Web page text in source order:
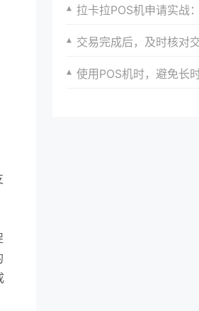
拉卡拉POS机申请实战：如何高效完成
交易完成后，及时核对交易记录，确
使用POS机时，避免长时间连续操作，